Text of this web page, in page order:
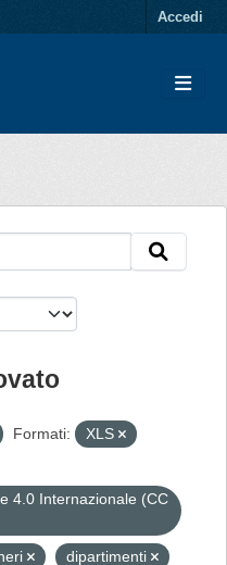
Accedi
Formati:
XLS
4.0 Internazionale (CC
dipartimenti